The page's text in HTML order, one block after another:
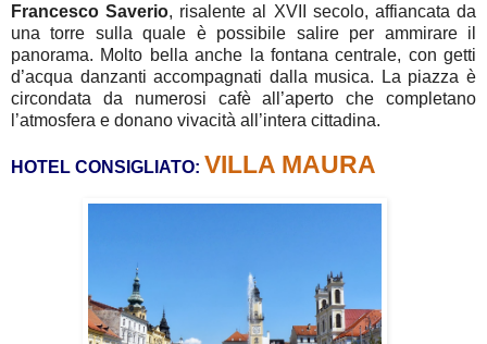
Francesco Saverio, risalente al XVII secolo, affiancata da
una torre sulla quale è possibile salire per ammirare il
panorama. Molto bella anche la fontana centrale, con getti
d’acqua danzanti accompagnati dalla musica. La piazza è
circondata da numerosi cafè all’aperto che completano
l’atmosfera e donano vivacità all’intera cittadina.
HOTEL CONSIGLIATO: VILLA MAURA